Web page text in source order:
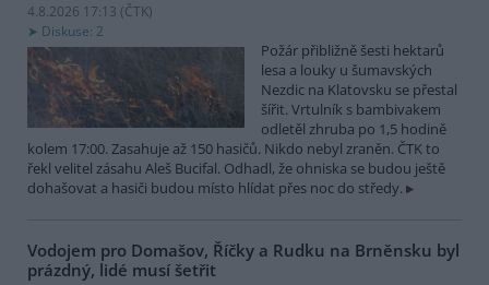
4.8.2026 17:13 (ČTK)
Diskuse: 2
Požár přibližně šesti hektarů
lesa a louky u šumavských
Nezdic na Klatovsku se přestal
šířit. Vrtulník s bambivakem
odletěl zhruba po 1,5 hodině
kolem 17:00. Zasahuje až 150 hasičů. Nikdo nebyl zraněn. ČTK to
řekl velitel zásahu Aleš Bucifal. Odhadl, že ohniska se budou ještě
dohašovat a hasiči budou místo hlídat přes noc do středy.
Vodojem pro Domašov, Říčky a Rudku na Brněnsku byl
prázdný, lidé musí šetřit